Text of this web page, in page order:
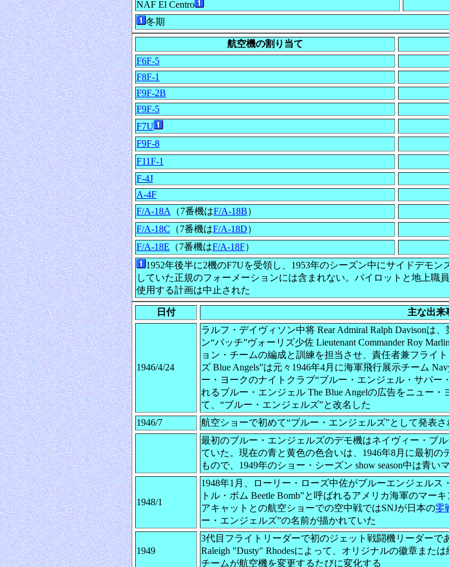
NAF El Centro
冬期
航空機の割り当て
F6F-5
F8F-1
F9F-2B
F9F-5
F7U
F9F-8
F11F-1
F-4J
A-4F
F/A-18A
（7番機はF/A-18B）
F/A-18C （7番機はF/A-18D）
F/A-18E （7番機はF/A-18F）
1952年後半に2機のF7Uを受領し、1953年のシーズン中にサイドデモ
していた正規のフォーメーションには含まれない。パイロットと地上職
使用する計画は中止された
日付 主な出来
1946/4/24
ラルフ・デイヴィソン中将 Rear Admiral Ralph Davisonは
ン“バッチ”ヴォーリズ少佐 Lieutenant Commander Roy
ョン・チームの編成と訓練を担当させ、責任者兼フライ
ズ Blue Angels”は元々1946年4月に海軍飛行展示チーム
ー・ヨークのナイトクラブ“ブルー・エンジェル・サパー
れるブルー・エンジェル The Blue Angelの広告をニュー・
て、“ブルー・エンジェルズ”と改名した
1946/7
航空ショーで初めて“ブルー・エンジェルズ”として発表さ
最初のブルー・エンジェルズのデモ機はネイヴィー・ブ
ていた。現在の青と黄色の色合いは、1946年8月に最初の
もので、1949年のショー・シーズン show season中は青
1948/1
1948年1月、ローリー・ローズ中佐がブルーエンジェル
トル・ボム Beetle Bomb”と呼ばれるアメリカ海軍のマー
アキャットとの航空ショーでの空中戦ではSNJが日本の零
ー・エンジェルズ”の名前が描かれていた
1949
3代目フライトリーダーで初のジェット戦闘機リーダーで
Raleigh "Dusty" Rhodesによって、オリジナルの徽章また
チームが航空機を変更するたびに変化する